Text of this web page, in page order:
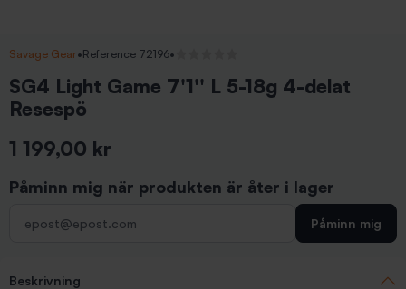
Savage Gear•Reference 72196•
SG4 Light Game 7'1'' L 5-18g 4-delat
Resespö
1 199,00 kr
Påminn mig när produkten är åter i lager
Påminn mig
Beskrivning